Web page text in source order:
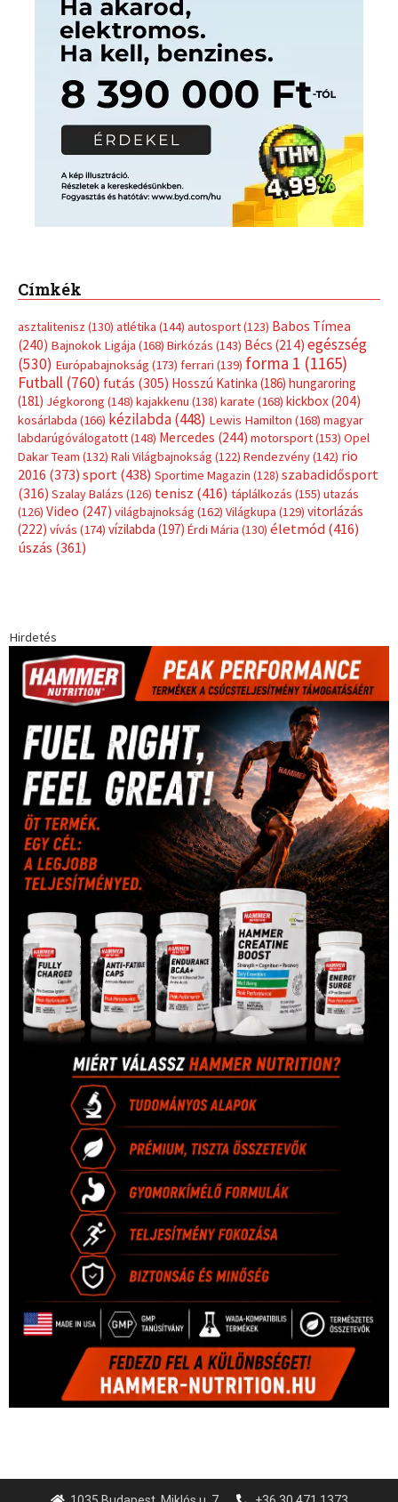
Címkék
asztalitenisz (130) atlétika (144) autosport(123) Babos Tímea
(240) Bajnokok Ligája (168) Birkózás (143) Bécs (214) egészség
(530) Európabajnokság (173) ferrari (139) forma 1 (1165)
Futball (760) futás (305) Hosszú Katinka (186) hungaroring
(181) Jégkorong (148) kajakkenu (138) karate (168) kickbox(204)
kosárlabda (166) kézilabda(448) Lewis Hamilton (168) magyar
labdarúgóválogatott(148) Mercedes (244) motorsport(153) Opel
Dakar Team (132) Rali Világbajnokság (122) Rendezvény(142) rio
2016 (373) sport(438) Sportime Magazin (128) szabadidősport
(316) Szalay Balázs (126) tenisz (416) táplálkozás (155) utazás
(126) Video (247) világbajnokság (162) Világkupa (129) vitorlázás
(222) vívás (174) vízilabda (197) Érdi Mária (130) életmód(416)
úszás (361)
Hirdetés